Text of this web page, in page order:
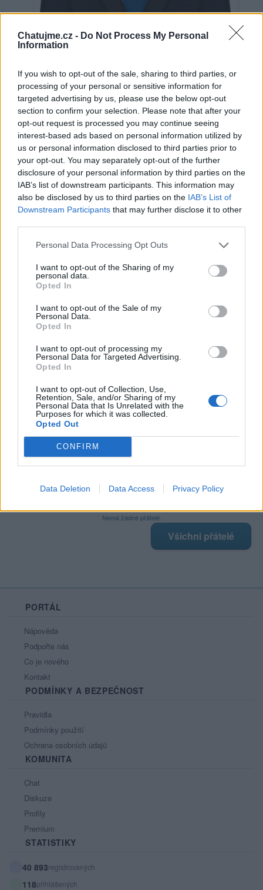
Chatujme.cz - Do Not Process My Personal
Information
If you wish to opt-out of the sale, sharing to third parties, or
processing of your personal or sensitive information for
targeted advertising by us, please use the below opt-out
section to confirm your selection. Please note that after your
opt-out request is processed you may continue seeing
interest-based ads based on personal information utilized by
us or personal information disclosed to third parties prior to
your opt-out. You may separately opt-out of the further
disclosure of your personal information by third parties on the
IAB’s list of downstream participants. This information may
also be disclosed by us to third parties on the IAB’s List of
Downstream Participants that may further disclose it to other
Personal Data Processing Opt Outs
I want to opt-out of the Sharing of my
personal data.
Opted In
I want to opt-out of the Sale of my
Personal Data.
Opted In
I want to opt-out of processing my
Personal Data for Targeted Advertising.
Opted In
I want to opt-out of Collection, Use,
Retention, Sale, and/or Sharing of my
Personal Data that Is Unrelated with the
Purposes for which it was collected.
Opted Out
CONFIRM
Data Deletion Data Access Privacy Policy
Neověřeno
0 uživatelům se líbí
Věk: 37
Kontakt
Napsat uživateli vzkaz
Informace o profilu a chatu
Online: Není nikde online
Prochatováno: 0.00 hod.
Líbí se:0
Oblibené místnosti
Sledované diskuze
Poslední 3 příspěvky na mé zdi
Zobrazit celou mou zeď
Nemá žádné přátelé.
Všichni přátelé
PORTÁL
Nápověda
Podpořte nás
Co je nového
Kontakt
PODMÍNKY A BEZPEČNOST
Pravidla
Podmínky použití
Ochrana osobních údajů
KOMUNITA
Chat
Diskuze
Profily
Premium
STATISTIKY
40 893registrovaných
118přihlášených